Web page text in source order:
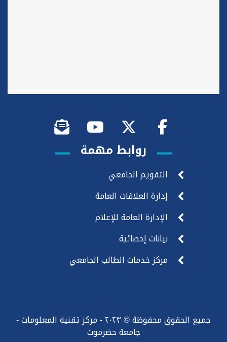
روابط مهمة
التقويم الجامعي
إدارة العلاقات العامة
الإدارة العامة للإعلام
بيانات إحصائية
مركز خدمات الطالب الجامعي
جميع الحقوق محفوظة © ٢٠٢٣ - مركز تقنية المعلومات -
جامعة حضرموت